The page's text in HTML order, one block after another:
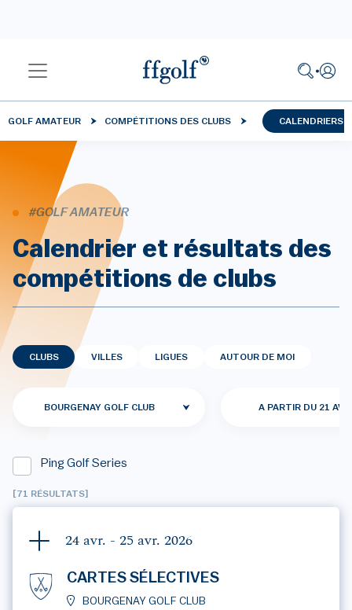
GOLF AMATEUR COMPÉTITIONS DES CLUBS CALENDRIERS
#GOLF AMATEUR
Calendrier et résultats des
compétitions de clubs
CLUBS VILLES LIGUES AUTOUR DE MOI
BOURGENAY GOLF CLUB A PARTIR DU 21
Ping Golf Series
[71 RÉSULTATS]
24 avr. - 25 avr. 2026
CARTES SÉLECTIVES
BOURGENAY GOLF CLUB